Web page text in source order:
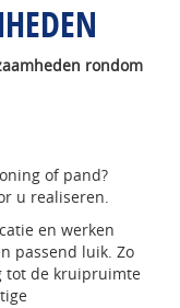
rondom
of pand?
u realiseren.
en werken
passend luik. Zo
tot de kruipruimte